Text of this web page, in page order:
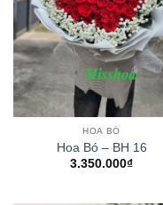
HOA BÓ
Hoa Bó – BH 16
3.350.000₫